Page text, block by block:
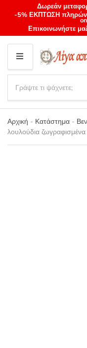
Δωρεάν
-5% ΕΚΠΤΩΣΗ
Επικοινωνήστε
M
E
N
U
Category
name
a
r
c
h
p
Αρχική - Κατάστημα -
λουλούδια